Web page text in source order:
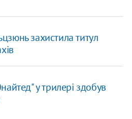
захистила титул
у трилері здобув